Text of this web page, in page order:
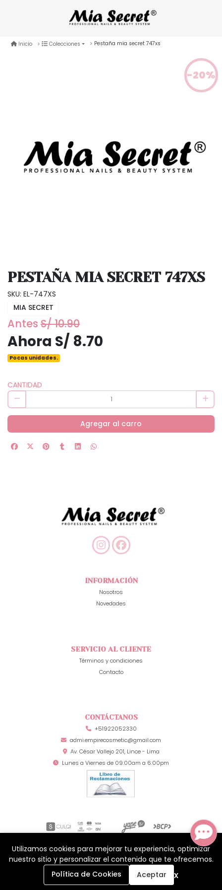
Inicio Colecciones Pestaña mia secret 747xs
-20%
PESTAÑA MIA SECRET 747XS
SKU: EL-747XS
MIA SECRET
Antes S/ 10.90
Ahora S/ 8.70
Pocas unidades.
CANTIDAD
Agregar al carro
INFORMACIÓN
Nosotros
Novedades
SERVICIO AL CLIENTE
Términos y condiciones
Contacto
CONTÁCTANOS
+51922052330
admi.empirecosmetic@gmail.com
Av. César Vallejo 201, Lince - Lima
Lunes a Viernes de 09:00am a 6:00pm
Mia Secret Perú © 2026¿Te gusta mi tienda? Yo vendo conBsale
0
Carrito Buscar
Utilizamos cookies para mejorar tu experiencia, optimizar
nuestro sitio y personalizar el contenido que te ofrecemos.
Política de Cookies
Aceptar x